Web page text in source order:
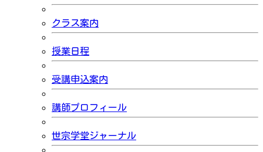
クラス案内
授業日程
受講申込案内
講師プロフィール
世宗学堂ジャーナル